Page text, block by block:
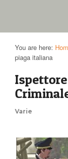
You are here:
piaga italiana
Varie